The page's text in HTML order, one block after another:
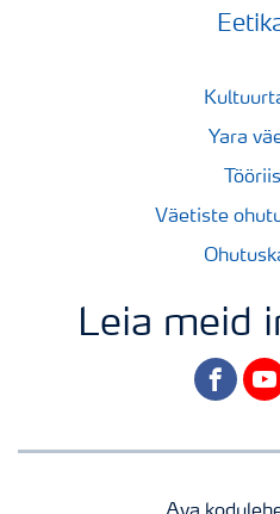
Yara
Väetiste
Leia meid
facebook